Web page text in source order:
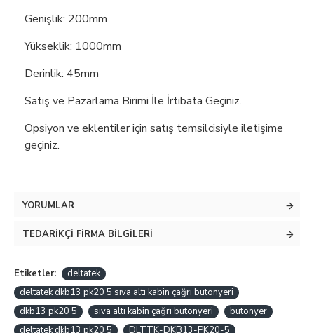
Genişlik: 200mm
Yükseklik: 1000mm
Derinlik: 45mm
Satış ve Pazarlama Birimi İle İrtibata Geçiniz.
Opsiyon ve eklentiler için satış temsilcisiyle iletişime
geçiniz.
YORUMLAR
TEDARIKÇI FIRMA BILGILERI
Etiketler:
deltatek
deltatek dkb13 pk20 5 sıva altı kabin çağrı butonyeri
dkb13 pk20 5
sıva altı kabin çağrı butonyeri
butonyer
deltatek dkb13 pk20 5
DLTTK-DKB13-PK20-5